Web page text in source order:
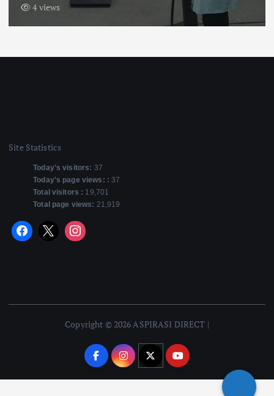
10 views
Site Statistics
Today's visitors: 37
Today's page views: :37
Total visitors : 19,701
Total page views: 21,919
Copyright © 2026 ASPIRASI DIRECT |